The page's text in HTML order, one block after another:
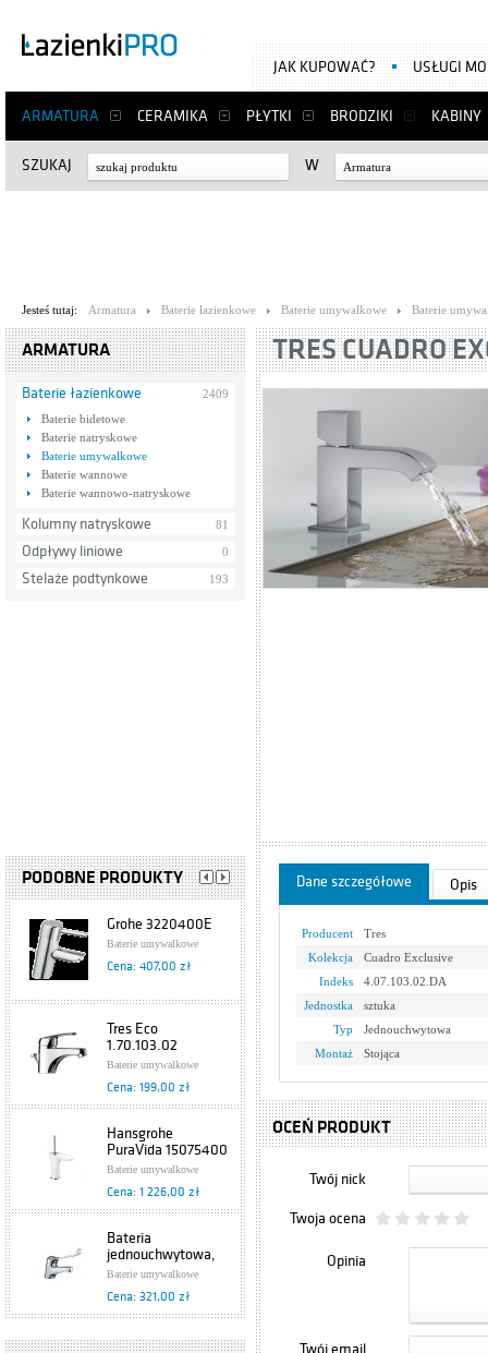
ARMATURA CERAMIKA PŁYTKI BRODZIKI KABINY
JAK KUPOWAĆ? USŁUGI
SZUKAJ W Armatura
Jesteś tutaj: Armatura Baterie łazienkowe Baterie umywalkowe Baterie
ARMATURA
Baterie łazienkowe
2409
Baterie bidetowe
Baterie natryskowe
Baterie umywalkowe
Baterie wannowe
Baterie wannowo-natryskowe
Kolumny natryskowe 81
Odpływy liniowe 0
Stelaże podtynkowe 193
PODOBNE PRODUKTY
Grohe 3220400E
Baterie umywalkowe
Cena: 407,00 zł
Tres Eco
1.70.103.02
Baterie umywalkowe
Cena: 199,00 zł
Hansgrohe
PuraVida 15075400
Baterie umywalkowe
Cena: 1 226,00 zł
Bateria
jednouchwytowa,
umywalkowa
Specjalne 472-885-
00 Armatura
Kraków
Baterie umywalkowe
Cena: 321,00 zł
Grohe Europlus
TRES CUADRO
Dane szczegółowe Opis
Producent
Tres
Kolekcja
Cuadro Exclusive
Indeks
4.07.103.02.DA
Jednostka
sztuka
Typ
Jednouchwytowa
Montaż
Stojąca
OCEŃ PRODUKT
Twój nick
Twoja ocena
Opinia
Twój email